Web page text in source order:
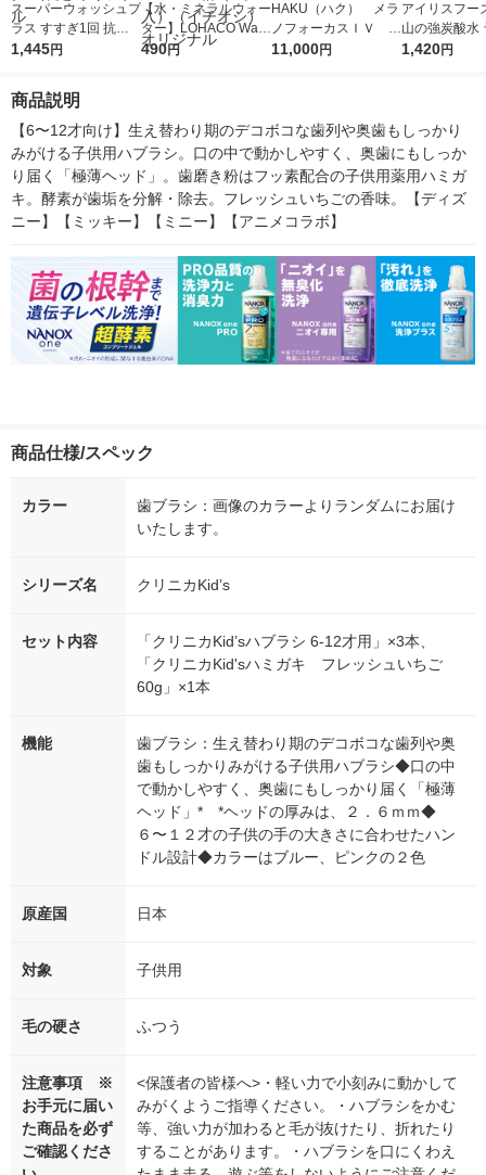
スーパーウォッシュプ
ラス すすぎ1回 抗菌
剤入り 業務用衣料用
ナル
1,445円
【水・ミネラルウォー
ター】LOHACO Wate
r（ロハコウォータ
490円
HAKU（ハク） メラ
ノフォーカスＩＶ 4
5ｇ 資生堂 おまけ
11,000円
アイリスフー
山の強炭酸水
レス 500ml 1
1,420円
商品説明
【6〜12才向け】生え替わり期のデコボコな歯列や奥歯もしっかり
みがける子供用ハブラシ。口の中で動かしやすく、奥歯にもしっか
り届く「極薄ヘッド」。歯磨き粉はフッ素配合の子供用薬用ハミガ
キ。酵素が歯垢を分解・除去。フレッシュいちごの香味。【ディズ
ニー】【ミッキー】【ミニー】【アニメコラボ】
商品仕様/スペック
カラー
歯ブラシ：画像のカラーよりランダムにお届け
いたします。
シリーズ名 クリニカKid’s
セット内容
「クリニカKid’sハブラシ 6-12才用」×3本、
「クリニカKid'sハミガキ フレッシュいちご
60g」×1本
機能
歯ブラシ：生え替わり期のデコボコな歯列や奥
歯もしっかりみがける子供用ハブラシ◆口の中
で動かしやすく、奥歯にもしっかり届く「極薄
ヘッド」* *ヘッドの厚みは、２．６ｍｍ◆
６〜１２才の子供の手の大きさに合わせたハン
ドル設計◆カラーはブルー、ピンクの２色
原産国 日本
対象 子供用
毛の硬さ ふつう
注意事項 ※
お手元に届い
た商品を必ず
ご確認くださ
<保護者の皆様へ>・軽い力で小刻みに動かして
みがくようご指導ください。・ハブラシをかむ
等、強い力が加わると毛が抜けたり、折れたり
することがあります。・ハブラシを口にくわえ